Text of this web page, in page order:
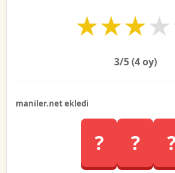
★
★
★
★
3/5 (4oy)
maniler.net ekledi
? ?